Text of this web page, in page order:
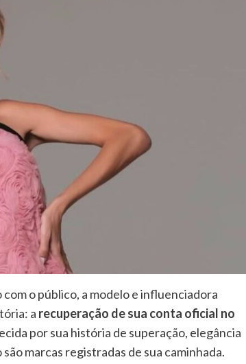
o público, a modelo e influenciadora
a recuperação de sua conta oficial no
por sua história de superação, elegância
marcas registradas de sua caminhada.